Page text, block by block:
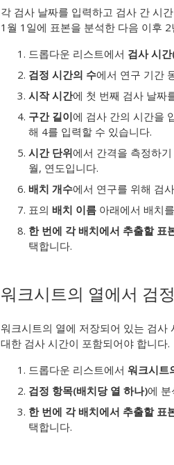
각 검사 날짜를 입력하고 검사 간 시
1월 1일에 표본을 분석한 다음 이후
드롭다운 리스트에서 검사 시
검정 시간의 수에서 연구 기간
시작 시간에 첫 번째 검사 날짜
구간 길이에 검사 간의 시간을
해 4를 입력할 수 있습니다.
시간 단위에서 간격을 측정하
월, 연도입니다.
배치 개수에서 연구를 위해 검
표의 배치 이름 아래에서 배치
한 번에 각 배치에서 추출할 표
택합니다.
워크시트의 열에서 검
워크시트의 열에 저장되어 있는 검사
대한 검사 시간이 포함되어야 합니다.
드롭다운 리스트에서 워크시트
검정 항목(배치당 열 하나)에
한 번에 각 배치에서 추출할 표
택합니다.